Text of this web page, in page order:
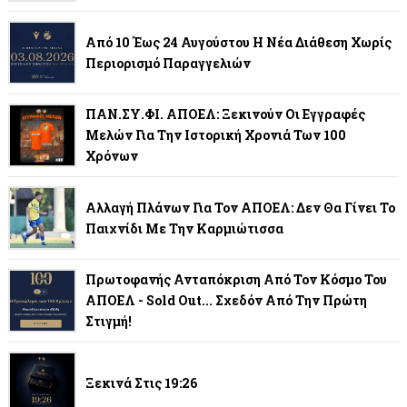
Από 10 Έως 24 Αυγούστου Η Νέα Διάθεση Χωρίς
Περιορισμό Παραγγελιών
ΠΑΝ.ΣΥ.ΦΙ. ΑΠΟΕΛ: Ξεκινούν Οι Εγγραφές
Μελών Για Την Ιστορική Χρονιά Των 100
Χρόνων
Αλλαγή Πλάνων Για Τον ΑΠΟΕΛ: Δεν Θα Γίνει Το
Παιχνίδι Με Την Καρμιώτισσα
Πρωτοφανής Ανταπόκριση Από Τον Κόσμο Του
ΑΠΟΕΛ - Sold Out... Σχεδόν Από Την Πρώτη
Στιγμή!
Ξεκινά Στις 19:26